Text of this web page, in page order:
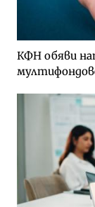
КФН обяви